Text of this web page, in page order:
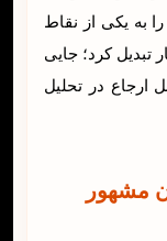
را به یکی از نقاط
تبدیل کرد؛ جایی
در تحلیل
مشهور